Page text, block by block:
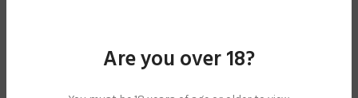
Are you over 18?